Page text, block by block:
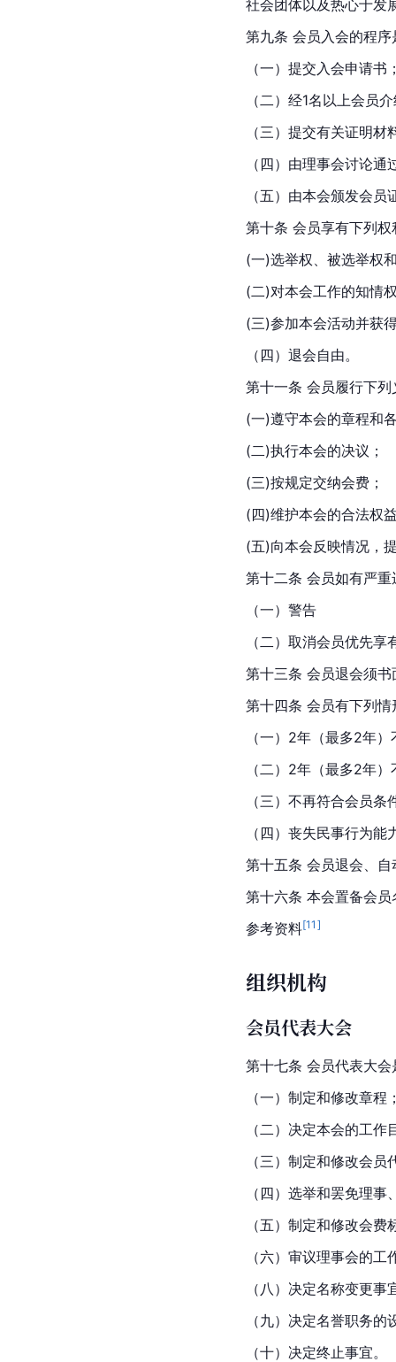
社会团体以及热心于发
第九条 会员入会的程序
（一）提交入会申请书
（二）经1名以上会员
（三）提交有关证明
（四）由理事会讨论通
（五）由本会颁发会
第十条 会员享有下列权
(一)选举权、被选举权
(二)对本会工作的知情
(三)参加本会活动并获
（四）退会自由。
第十一条 会员履行下列
(一)遵守本会的章程和
(二)执行本会的决议；
(三)按规定交纳会费；
(四)维护本会的合法权
(五)向本会反映情况，
第十二条 会员如有严
（一）警告
（二）取消会员优先享
第十三条 会员退会须
第十四条 会员有下列
（一）2年（最多2年
（二）2年（最多2年
（三）不再符合会员条
（四）丧失民事行为能
第十五条 会员退会、
第十六条 本会置备会
参考资料[11 ]
组织机构
会员代表大会
第十七条 会员代表大
（一）制定和修改章程
（二）决定本会的工
（三）制定和修改会
（四）选举和罢免理事
（五）制定和修改会费
（六）审议理事会的
（八）决定名称变更事
（九）决定名誉职务的
（十）决定终止事宜。